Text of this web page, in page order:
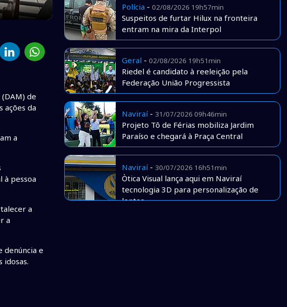
de
ações da
a
à pessoa
a
a
denúncia e
idosas.
Polícia - 02/08/2026 19h57min
Suspeitos de furtar Hilux na fronteira
entram na mira da Interpol
Geral - 02/08/2026 19h51min
Riedel é candidato à reeleição pela
Federação União Progressista
Naviraí- 31/07/2026 09h46min
Projeto Tô de Férias mobiliza Jardim
Paraíso e chegará à Praça Central
Naviraí- 30/07/2026 16h51min
Òtica Visual lança aqui em Naviraí
tecnologia 3D para personalização de
lentes